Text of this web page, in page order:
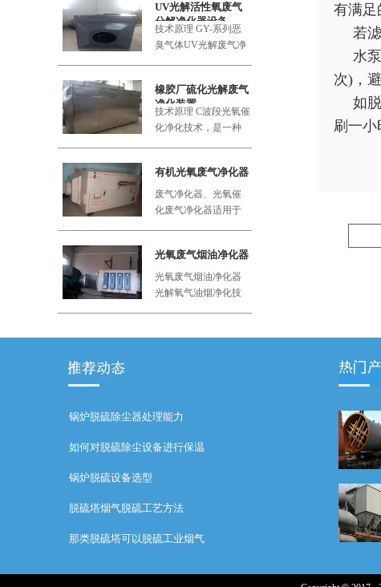
UV光解活性氧废气
分解净化器设备
技术原理 GY-系列恶
臭气体UV光解废气净
橡胶厂硫化光解废气
净化装置
技术原理 C波段光氧催
化净化技术，是一种
有机光氧废气净化器
废气净化器、光氧催
化废气净化器适用于
光氧废气烟油净化器
光氧废气烟油净化器
光解氧气油烟净化技
有满足
若
水
次)，
如
刷一小
锅炉脱硫除尘器处理能力
如何对脱硫除尘设备进行保温
锅炉脱硫设备选型
脱硫塔烟气脱硫工艺方法
那类脱硫塔可以脱硫工业烟气